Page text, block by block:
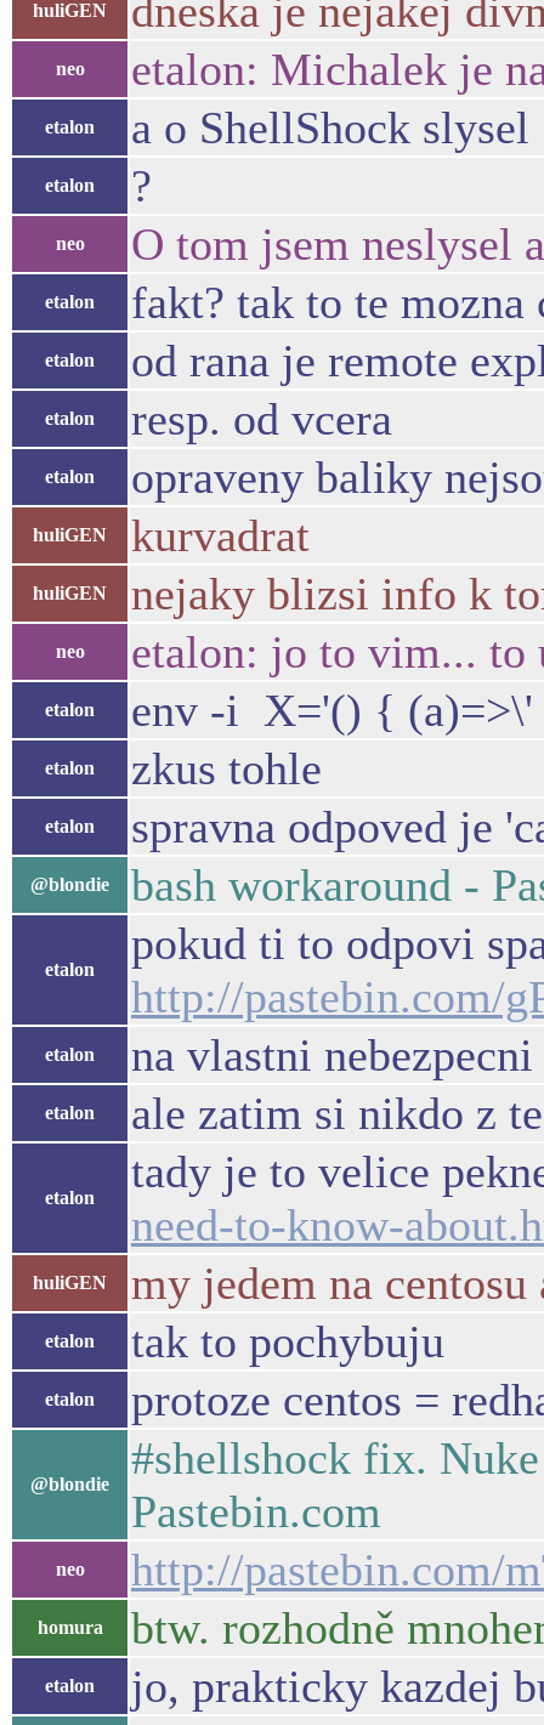
huliGEN dneska je nejakej
neo etalon: Michalek je
etalon a o ShellShock slysel
etalon ?
neo O tom jsem neslysel
etalon fakt? tak to te mozna
etalon od rana je remote
etalon resp. od vcera
etalon opraveny baliky
huliGEN kurvadrat
huliGEN nejaky blizsi info k
neo etalon: jo to vim... to
etalon env -i X='() { (a)=>\'
etalon zkus tohle
etalon spravna odpoved je
@blondie bash workaround -
etalon
pokud ti to odpovi
http://pastebin.com/
etalon na vlastni
etalon ale zatim si nikdo z
etalon
tady je to velice
need-to-know-
huliGEN my jedem na centosu
etalon tak to pochybuju
etalon protoze centos =
@blondie
#shellshock fix.
Pastebin.com
neo http://pastebin.com/
homura btw. rozhodně
etalon
jo, prakticky kazdej